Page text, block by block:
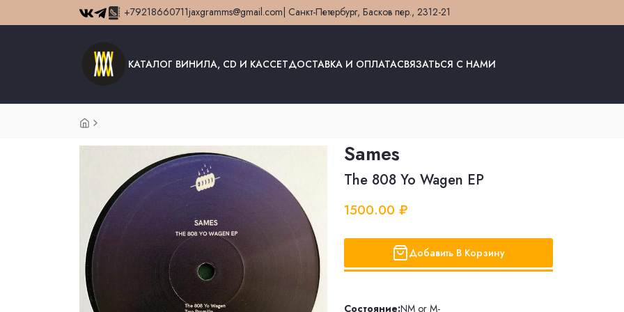
+79218660711jaxgramms@gmail.com | Санкт-Петербург, Басков пер., 2312-21
КАТАЛОГ ВИНИЛА, CD И КАССЕТДОСТАВКА И ОПЛАТАСВЯЗАТЬСЯ С НАМИ
Sames
The 808 Yo Wagen EP
1500.00 ₽
Добавить В Корзину
Состояние:NM or M-